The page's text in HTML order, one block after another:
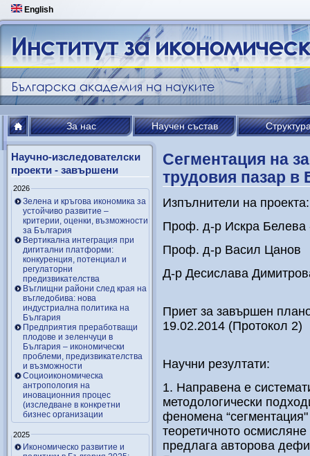
English
За нас Научен състав
Научно-изследователски
проекти - завършени
2026
Зелена и кръгова икономика за
устойчиво развитие –
критерии, оценки, възможности
за България
Вертикална интеграция при
дигитални платформи:
конкуренция, потенциал и
регулаторни
предизвикателства
Въглищни райони след края на
въгледобива: нова
индустриална политика на
България
Предприятия преработващи
плодове и зеленчуци в
България – икономически
проблеми, предизвикателства
и възможности
Социоикономическа
антропология на
иновационния процес
(изследване в конкретни
бизнес организации
2025
Икономическо развитие и
Сегментация на
трудовия пазар в
Изпълнители на проекта:
Проф. д-р Искра Белева
Проф. д-р Васил Цанов
Д-р Десислава
Приет за завършен
19.02.2014 (Протокол 2)
Научни резултати:
1. Направена е
методологически
феномена
теоретичното
предлага авторова